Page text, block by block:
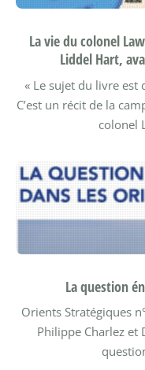
La vie du colonel
Liddel Hart,
« Le sujet du livre
C’est un récit de la
colonel
La question
Orients Stratégiques
Philippe Charlez et